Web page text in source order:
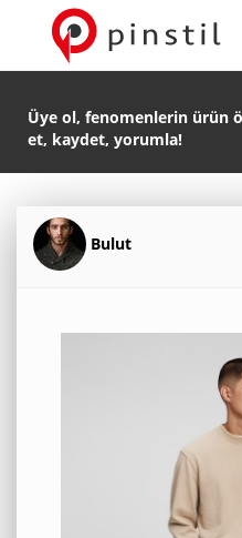
Üye ol, fenomenlerin ürün
et, kaydet, yorumla!
Bulut